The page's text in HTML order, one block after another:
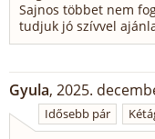
Sajnos többet nem
tudjuk jó szívvel
Gyula, 2025.
Idősebb pár